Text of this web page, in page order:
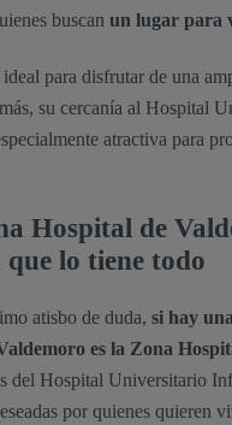
buscan un lugar para
ideal para disfrutar de una
su cercanía al Hospital
atractiva para
Hospital de
lo tiene todo
atisbo de duda, si hay
es la Zona
del Hospital Universitario
por quienes quieren